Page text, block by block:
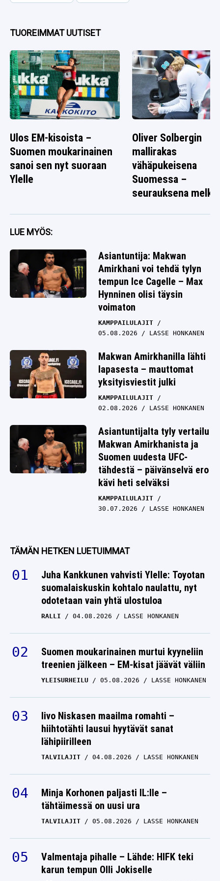
TUOREIMMAT UUTISET
Ulos EM-kisoista –
Suomen moukarinainen
sanoi sen nyt suoraan
Ylelle
Oliver Solbergin
mallirakas
vähäpukeisena
Suomessa –
seurauksena
LUE MYÖS:
Asiantuntija: Makwan
Amirkhani voi tehdä tylyn
tempun Ice Cagelle – Max
Hynninen olisi täysin
voimaton
KAMPPAILULAJIT
05.08.2026
LASSE HONKANEN
Makwan Amirkhanilla lähti
lapasesta – mauttomat
yksityisviestit julki
KAMPPAILULAJIT
02.08.2026
LASSE HONKANEN
Asiantuntijalta tyly vertailu
Makwan Amirkhanista ja
Suomen uudesta UFC-
tähdestä – päivänselvä ero
kävi heti selväksi
KAMPPAILULAJIT
30.07.2026
LASSE HONKANEN
TÄMÄN HETKEN LUETUIMMAT
Juha Kankkunen vahvisti Ylelle: Toyotan
suomalaiskuskin kohtalo naulattu, nyt
odotetaan vain yhtä ulostuloa
RALLI 04.08.2026 LASSE HONKANEN
Suomen moukarinainen murtui kyyneliin
treenien jälkeen – EM-kisat jäävät väliin
YLEISURHEILU 05.08.2026 LASSE HONKANEN
Iivo Niskasen maailma romahti –
hiihtotähti lausui hyytävät sanat
lähipiirilleen
TALVILAJIT 04.08.2026 LASSE HONKANEN
Minja Korhonen paljasti IL:lle –
tähtäimessä on uusi ura
TALVILAJIT 05.08.2026 LASSE HONKANEN
Valmentaja pihalle – Lähde: HIFK teki
karun tempun Olli Jokiselle